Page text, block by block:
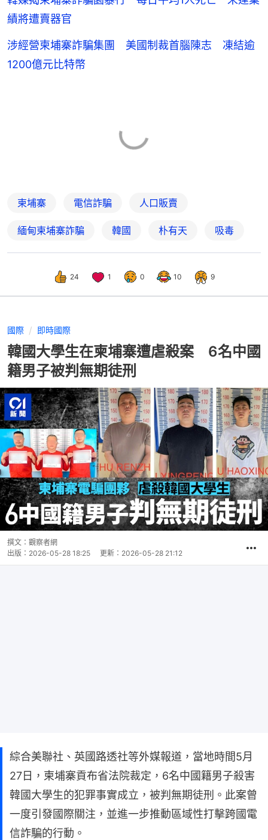
績將遭賣器官
涉經營柬埔寨詐騙集團 美國制裁首腦陳志 凍結逾
1200億元比特幣
柬埔寨 電信詐騙 人口販賣
緬甸柬埔寨詐騙 韓國 朴有天 吸毒
24 1 0 10 9
國際 即時國際
韓國大學生在柬埔寨遭虐殺案 6名中國
籍男子被判無期徒刑
撰文： 觀察者網
出版： 2026-05-28 18:25 更新： 2026-05-28 21:12
綜合美聯社、英國路透社等外媒報道，當地時間5月
27日，柬埔寨貢布省法院裁定，6名中國籍男子殺害
韓國大學生的犯罪事實成立，被判無期徒刑。此案曾
一度引發國際關注，並進一步推動區域性打擊跨國電
信詐騙的行動。